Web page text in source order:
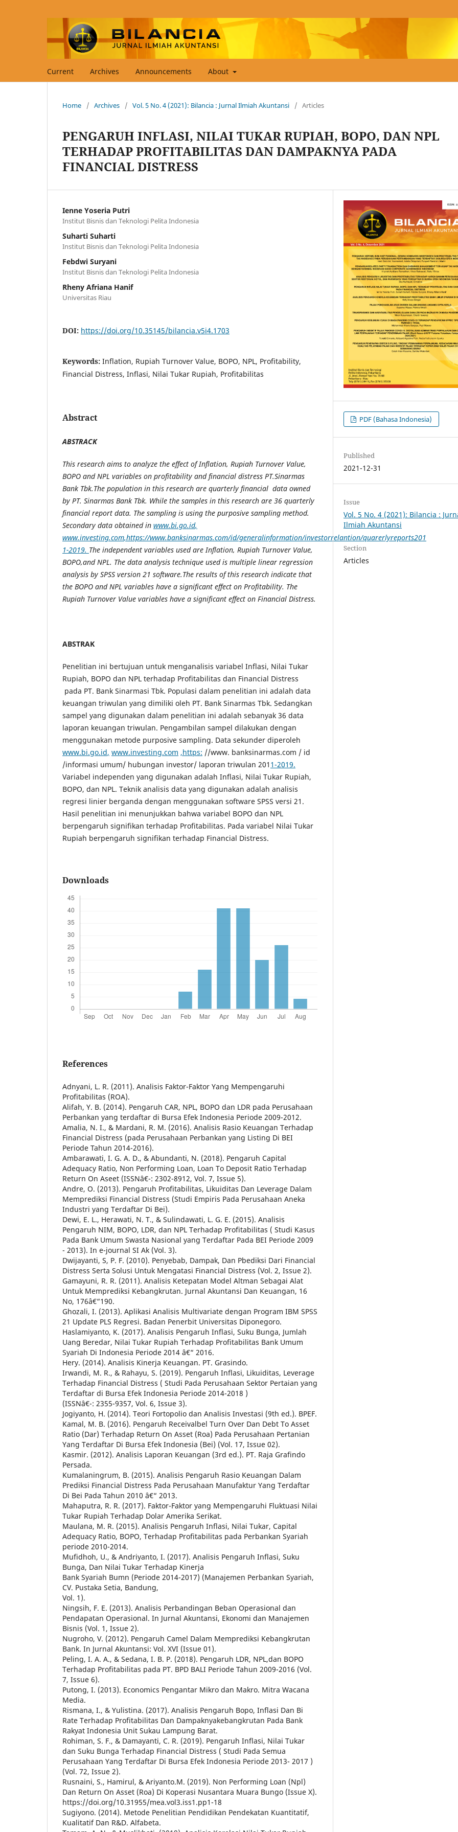
Current Archives Announcements About
Home / Archives / Vol. 5 No. 4 (2021): Bilancia : Jurnal Ilmiah Akuntansi / Articles
PENGARUH INFLASI, NILAI TUKAR RUPIAH, BOPO, DAN NPL
TERHADAP PROFITABILITAS DAN DAMPAKNYA PADA
FINANCIAL DISTRESS
Ienne Yoseria Putri
Institut Bisnis dan Teknologi Pelita Indonesia
Suharti Suharti
Institut Bisnis dan Teknologi Pelita Indonesia
Febdwi Suryani
Institut Bisnis dan Teknologi Pelita Indonesia
Rheny Afriana Hanif
Universitas Riau
DOI: https://doi.org/10.35145/bilancia.v5i4.1703
Keywords: Inflation, Rupiah Turnover Value, BOPO, NPL, Profitability,
Financial Distress, Inflasi, Nilai Tukar Rupiah, Profitabilitas
Abstract
ABSTRACK
This research aims to analyze the effect of Inflation, Rupiah Turnover Value,
BOPO and NPL variables on profitability and financial distress PT.Sinarmas
Bank Tbk.The population in this research are quarterly financial data owned
by PT. Sinarmas Bank Tbk. While the samples in this research are 36 quarterly
financial report data. The sampling is using the purposive sampling method.
Secondary data obtained in www.bi.go.id,
www.investing.com,https://www.banksinarmas.com/id/generalinformation/investorrelantion/quarerlyreports201
1-2019. The independent variables used are Inflation, Rupiah Turnover Value,
BOPO,and NPL. The data analysis technique used is multiple linear regression
analysis by SPSS version 21 software.The results of this research indicate that
the BOPO and NPL variables have a significant effect on Profitability. The
Rupiah Turnover Value variables have a significant effect on Financial Distress.
ABSTRAK
Penelitian ini bertujuan untuk menganalisis variabel Inflasi, Nilai Tukar
Rupiah, BOPO dan NPL terhadap Profitabilitas dan Financial Distress
pada PT. Bank Sinarmasi Tbk. Populasi dalam penelitian ini adalah data
keuangan triwulan yang dimiliki oleh PT. Bank Sinarmas Tbk. Sedangkan
sampel yang digunakan dalam penelitian ini adalah sebanyak 36 data
laporan keuangan triwulan. Pengambilan sampel dilakukan dengan
menggunakan metode purposive sampling. Data sekunder diperoleh
www.bi.go.id, www.investing.com ,https: //www. banksinarmas.com / id
/informasi umum/ hubungan investor/ laporan triwulan 201 1-2019.
Variabel independen yang digunakan adalah Inflasi, Nilai Tukar Rupiah,
BOPO, dan NPL. Teknik analisis data yang digunakan adalah analisis
regresi linier berganda dengan menggunakan software SPSS versi 21.
Hasil penelitian ini menunjukkan bahwa variabel BOPO dan NPL
berpengaruh signifikan terhadap Profitabilitas. Pada variabel Nilai Tukar
Rupiah berpengaruh signifikan terhadap Financial Distress.
Downloads
References
Adnyani, L. R. (2011). Analisis Faktor-Faktor Yang Mempengaruhi
Profitabilitas (ROA).
Alifah, Y. B. (2014). Pengaruh CAR, NPL, BOPO dan LDR pada Perusahaan
Perbankan yang terdaftar di Bursa Efek Indonesia Periode 2009-2012.
Amalia, N. I., & Mardani, R. M. (2016). Analisis Rasio Keuangan Terhadap
Financial Distress (pada Perusahaan Perbankan yang Listing Di BEI
Periode Tahun 2014-2016).
Ambarawati, I. G. A. D., & Abundanti, N. (2018). Pengaruh Capital
Adequacy Ratio, Non Performing Loan, Loan To Deposit Ratio Terhadap
Return On Aseet (ISSNâ€¯: 2302-8912, Vol. 7, Issue 5).
Andre, O. (2013). Pengaruh Profitabilitas, Likuiditas Dan Leverage Dalam
Memprediksi Financial Distress (Studi Empiris Pada Perusahaan Aneka
Industri yang Terdaftar Di Bei).
Dewi, E. L., Herawati, N. T., & Sulindawati, L. G. E. (2015). Analisis
Pengaruh NIM, BOPO, LDR, dan NPL Terhadap Profitabilitas ( Studi Kasus
Pada Bank Umum Swasta Nasional yang Terdaftar Pada BEI Periode 2009
- 2013). In e-journal SI Ak (Vol. 3).
Dwijayanti, S, P. F. (2010). Penyebab, Dampak, Dan Pbediksi Dari Financial
Distress Serta Solusi Untuk Mengatasi Financial Distress (Vol. 2, Issue 2).
Gamayuni, R. R. (2011). Analisis Ketepatan Model Altman Sebagai Alat
Untuk Memprediksi Kebangkrutan. Jurnal Akuntansi Dan Keuangan, 16
No, 176â€“190.
Ghozali, I. (2013). Aplikasi Analisis Multivariate dengan Program IBM SPSS
21 Update PLS Regresi. Badan Penerbit Universitas Diponegoro.
Haslamiyanto, K. (2017). Analisis Pengaruh Inflasi, Suku Bunga, Jumlah
Uang Beredar, Nilai Tukar Rupiah Terhadap Profitabilitas Bank Umum
Syariah Di Indonesia Periode 2014 â€“ 2016.
Hery. (2014). Analisis Kinerja Keuangan. PT. Grasindo.
Irwandi, M. R., & Rahayu, S. (2019). Pengaruh Inflasi, Likuiditas, Leverage
Terhadap Financial Distress ( Studi Pada Perusahaan Sektor Pertaian yang
Terdaftar di Bursa Efek Indonesia Periode 2014-2018 )
(ISSNâ€¯: 2355-9357, Vol. 6, Issue 3).
Jogiyanto, H. (2014). Teori Fortopolio dan Analisis Investasi (9th ed.). BPEF.
Kamal, M. B. (2016). Pengaruh Receivalbel Turn Over Dan Debt To Asset
Ratio (Dar) Terhadap Return On Asset (Roa) Pada Perusahaan Pertanian
Yang Terdaftar Di Bursa Efek Indonesia (Bei) (Vol. 17, Issue 02).
Kasmir. (2012). Analisis Laporan Keuangan (3rd ed.). PT. Raja Grafindo
Persada.
Kumalaningrum, B. (2015). Analisis Pengaruh Rasio Keuangan Dalam
Prediksi Financial Distress Pada Perusahaan Manufaktur Yang Terdaftar
Di Bei Pada Tahun 2010 â€“ 2013.
Mahaputra, R. R. (2017). Faktor-Faktor yang Mempengaruhi Fluktuasi Nilai
Tukar Rupiah Terhadap Dolar Amerika Serikat.
Maulana, M. R. (2015). Analisis Pengaruh Inflasi, Nilai Tukar, Capital
Adequacy Ratio, BOPO, Terhadap Profitabilitas pada Perbankan Syariah
periode 2010-2014.
Mufidhoh, U., & Andriyanto, I. (2017). Analisis Pengaruh Inflasi, Suku
Bunga, Dan Nilai Tukar Terhadap Kinerja
Bank Syariah Bumn (Periode 2014-2017) (Manajemen Perbankan Syariah,
CV. Pustaka Setia, Bandung,
Vol. 1).
Ningsih, F. E. (2013). Analisis Perbandingan Beban Operasional dan
Pendapatan Operasional. In Jurnal Akuntansi, Ekonomi dan Manajemen
Bisnis (Vol. 1, Issue 2).
Nugroho, V. (2012). Pengaruh Camel Dalam Memprediksi Kebangkrutan
Bank. In Jurnal Akuntansi: Vol. XVI (Issue 01).
Peling, I. A. A., & Sedana, I. B. P. (2018). Pengaruh LDR, NPL,dan BOPO
Terhadap Profitabilitas pada PT. BPD BALI Periode Tahun 2009-2016 (Vol.
7, Issue 6).
Putong, I. (2013). Economics Pengantar Mikro dan Makro. Mitra Wacana
Media.
Rismana, I., & Yulistina. (2017). Analisis Pengaruh Bopo, Inflasi Dan Bi
Rate Terhadap Profitabilitas Dan Dampaknyakebangkrutan Pada Bank
Rakyat Indonesia Unit Sukau Lampung Barat.
Rohiman, S. F., & Damayanti, C. R. (2019). Pengaruh Inflasi, Nilai Tukar
dan Suku Bunga Terhadap Financial Distress ( Studi Pada Semua
Perusahaan Yang Terdaftar Di Bursa Efek Indonesia Periode 2013- 2017 )
(Vol. 72, Issue 2).
Rusnaini, S., Hamirul, & Ariyanto.M. (2019). Non Performing Loan (Npl)
Dan Return On Asset (Roa) Di Koperasi Nusantara Muara Bungo (Issue X).
https://doi.org/10.31955/mea.vol3.iss1.pp1-18
Sugiyono. (2014). Metode Penelitian Pendidikan Pendekatan Kuantitatif,
Kualitatif Dan R&D. Alfabeta.
PDF (Bahasa Indonesia)
Published
2021-12-31
Issue
Vol. 5 No. 4 (2021): Bilancia :
Ilmiah Akuntansi
Section
Articles